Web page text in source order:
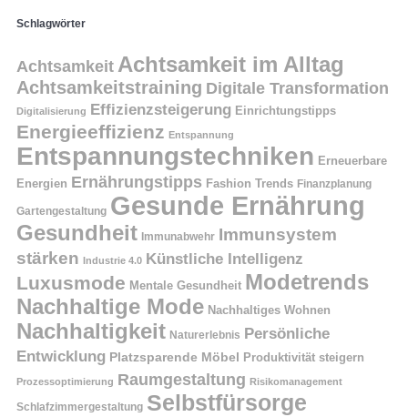
Schlagwörter
Achtsamkeit Achtsamkeit im Alltag
Achtsamkeitstraining Digitale Transformation
Digitalisierung Effizienzsteigerung Einrichtungstipps
Energieeffizienz Entspannung
Entspannungstechniken Erneuerbare
Energien Ernährungstipps Fashion Trends Finanzplanung
Gartengestaltung Gesunde Ernährung
Gesundheit Immunabwehr Immunsystem
stärken Industrie 4.0 Künstliche Intelligenz
Luxusmode Mentale Gesundheit Modetrends
Nachhaltige Mode Nachhaltiges Wohnen
Nachhaltigkeit Naturerlebnis Persönliche
Entwicklung Platzsparende Möbel Produktivität steigern
Prozessoptimierung Raumgestaltung Risikomanagement
Schlafzimmergestaltung Selbstfürsorge